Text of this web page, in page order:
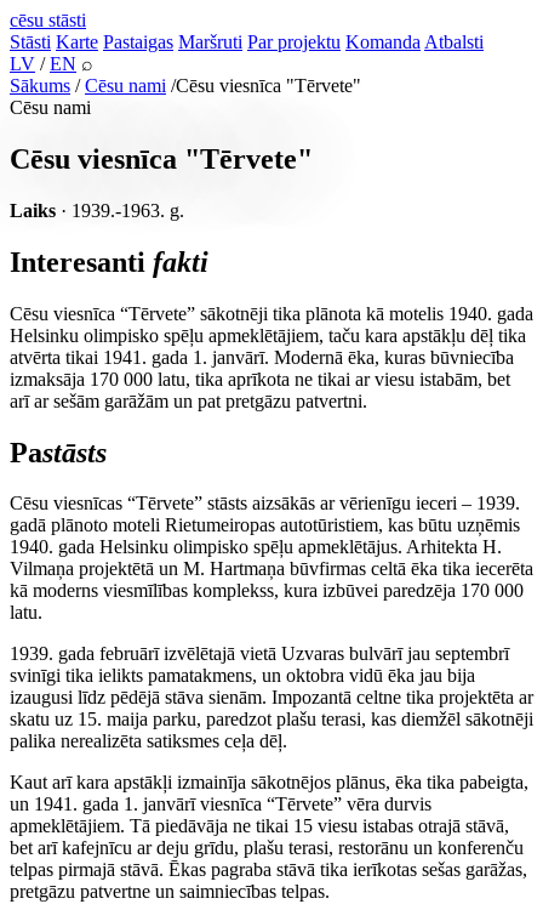
cēsu stāsti
Stāsti Karte Pastaigas Maršruti Par projektu Komanda Atbalsti
LV /EN ⌕
Sākums / Cēsu nami /Cēsu viesnīca "Tērvete"
Cēsu nami
Cēsu viesnīca "Tērvete"
Laiks · 1939.-1963. g.
Interesanti fakti
Cēsu viesnīca “Tērvete” sākotnēji tika plānota kā motelis 1940. gada
Helsinku olimpisko spēļu apmeklētājiem, taču kara apstākļu dēļ tika
atvērta tikai 1941. gada 1. janvārī. Modernā ēka, kuras būvniecība
izmaksāja 170 000 latu, tika aprīkota ne tikai ar viesu istabām, bet
arī ar sešām garāžām un pat pretgāzu patvertni.
Pastāsts
Cēsu viesnīcas “Tērvete” stāsts aizsākās ar vērienīgu ieceri – 1939.
gadā plānoto moteli Rietumeiropas autotūristiem, kas būtu uzņēmis
1940. gada Helsinku olimpisko spēļu apmeklētājus. Arhitekta H.
Vilmaņa projektētā un M. Hartmaņa būvfirmas celtā ēka tika iecerēta
kā moderns viesmīlības komplekss, kura izbūvei paredzēja 170 000
latu.
1939. gada februārī izvēlētajā vietā Uzvaras bulvārī jau septembrī
svinīgi tika ielikts pamatakmens, un oktobra vidū ēka jau bija
izaugusi līdz pēdējā stāva sienām. Impozantā celtne tika projektēta ar
skatu uz 15. maija parku, paredzot plašu terasi, kas diemžēl sākotnēji
palika nerealizēta satiksmes ceļa dēļ.
Kaut arī kara apstākļi izmainīja sākotnējos plānus, ēka tika pabeigta,
un 1941. gada 1. janvārī viesnīca “Tērvete” vēra durvis
apmeklētājiem. Tā piedāvāja ne tikai 15 viesu istabas otrajā stāvā,
bet arī kafejnīcu ar deju grīdu, plašu terasi, restorānu un konferenču
telpas pirmajā stāvā. Ēkas pagraba stāvā tika ierīkotas sešas garāžas,
pretgāzu patvertne un saimniecības telpas.